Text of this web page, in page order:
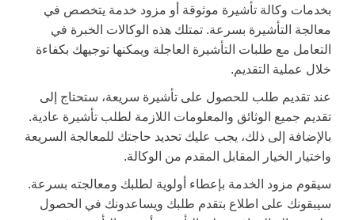
بخدمات وكالة تأشيرة موثوقة أو مزود خدمة يتخصص في
معالجة التأشيرة بسرعة. تمتلك هذه الوكالات الخبرة في
التعامل مع طلبات التأشيرة العاجلة ويمكنها توجيهك بكفاءة
خلال عملية التقديم.
عند تقديم طلب للحصول على تأشيرة سريعة، ستحتاج إلى
تقديم جميع الوثائق والمعلومات اللازمة لطلب تأشيرة عادية.
بالإضافة إلى ذلك، يجب عليك تحديد حاجتك للمعالجة السريعة
واختيار الخيار المقابل المقدم من الوكالة.
سيقوم مزود الخدمة بإعطاء أولوية لطلبك ومعالجته بسرعة.
سيبقونك على اطلاع بتقدم طلبك ويساعدونك في الحصول